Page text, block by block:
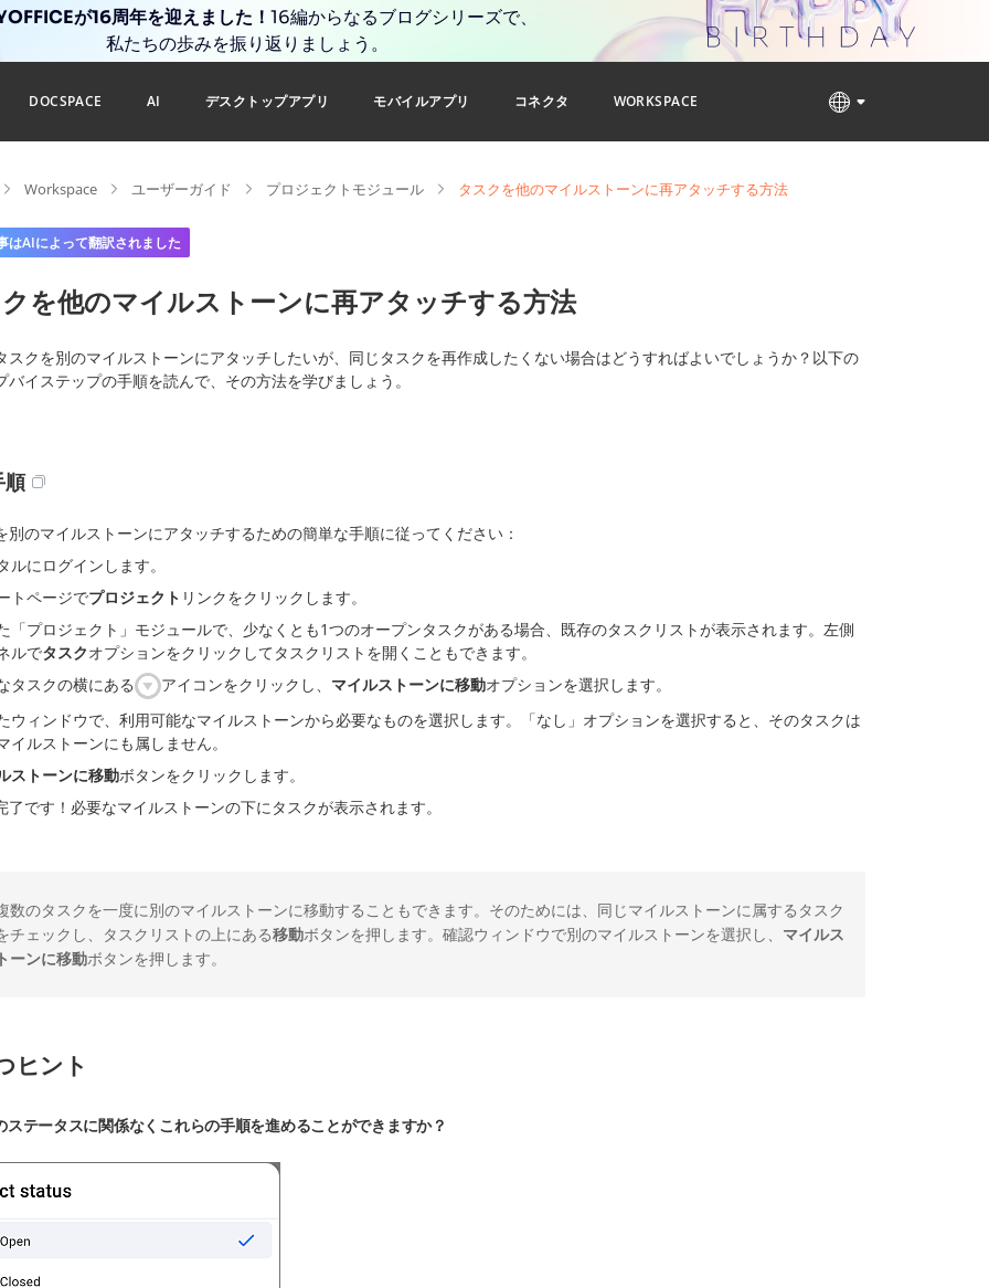
が16周年を迎えました！ 16編からなるブログシリーズで、
私たちの歩みを振り返りましょう。
DOCSPACE AI デスクトップアプリ モバイルアプリ コネクタ WORKSPACE
Workspace ユーザーガイド プロジェクトモジュール タスクを他のマイルストーンに再アタッチする方法
はAIによって翻訳されました
を他のマイルストーンに再アタッチする方法
スクを別のマイルストーンにアタッチしたいが、同じタスクを再作成したくない場合はどうすればよいでしょうか？以下の
バイステップの手順を読んで、その方法を学びましょう。
順
別のマイルストーンにアタッチするための簡単な手順に従ってください：
ルにログインします。
トページでプロジェクト リンクをクリックします。
「プロジェクト」モジュールで、少なくとも1つのオープンタスクがある場合、既存のタスクリストが表示されます。左側
ルでタスクオプションをクリックしてタスクリストを開くこともできます。
タスクの横にある
アイコンをクリックし、 マイルストーンに移動オプションを選択します。
ウィンドウで、利用可能なマイルストーンから必要なものを選択します。「なし」オプションを選択すると、そのタスクは
イルストーンにも属しません。
ストーンに移動ボタンをクリックします。
了です！必要なマイルストーンの下にタスクが表示されます。
数のタスクを一度に別のマイルストーンに移動することもできます。そのためには、同じマイルストーンに属するタスク
チェックし、タスクリストの上にある移動ボタンを押します。確認ウィンドウで別のマイルストーンを選択し、 マイルス
ーンに移動ボタンを押します。
ヒント
ステータスに関係なくこれらの手順を進めることができますか？